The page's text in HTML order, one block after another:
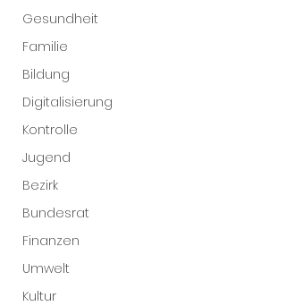
Gesundheit
Familie
Bildung
Digitalisierung
Kontrolle
Jugend
Bezirk
Bundesrat
Finanzen
Umwelt
Kultur